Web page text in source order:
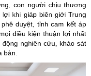
con người chịu thương
khi giáp biên giới Trung
duyệt, tỉnh cam kết áp
điều kiện thuận lợi nhất
nghiên cứu, khảo sát
bàn.